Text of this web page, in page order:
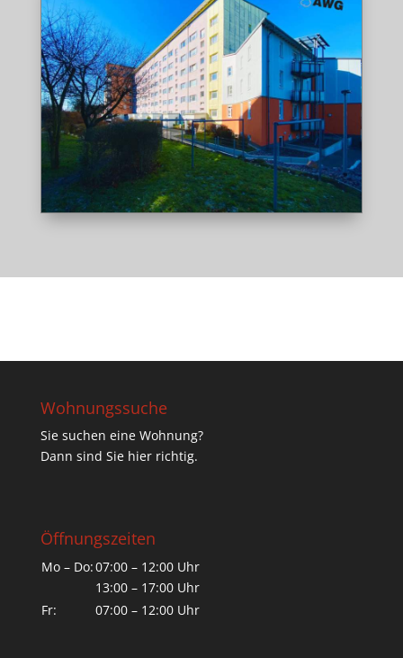
Wohnungssuche
Sie suchen eine Wohnung?
Dann sind Sie hier richtig.
Öffnungszeiten
Mo – Do:07:00 – 12:00 Uhr
13:00 – 17:00 Uhr
Fr:
07:00 – 12:00 Uhr